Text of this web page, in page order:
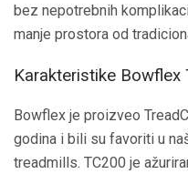
bez nepotrebnih
manje prostora od
Karakteristike Bowflex
Bowflex je proizveo
godina i bili su favoriti u
treadmills. TC200 je